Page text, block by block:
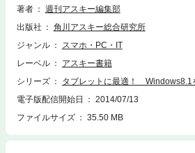
て“艦これ”のためのWindows技なども網羅。タ
013の使い方、SkyDrive連携もわかるワンステ
美麗ゲームもあるストアアプリなど、8.1をタ
著者
週刊アスキー編集部
出版社
角川アスキー総合研究所
ジャンル
スマホ・PC・IT
レーベル
アスキー書籍
シリーズ
タブレットに最適！ Windows8.1
電子版配信開始日
2014/07/13
ファイルサイズ
35.50 MB